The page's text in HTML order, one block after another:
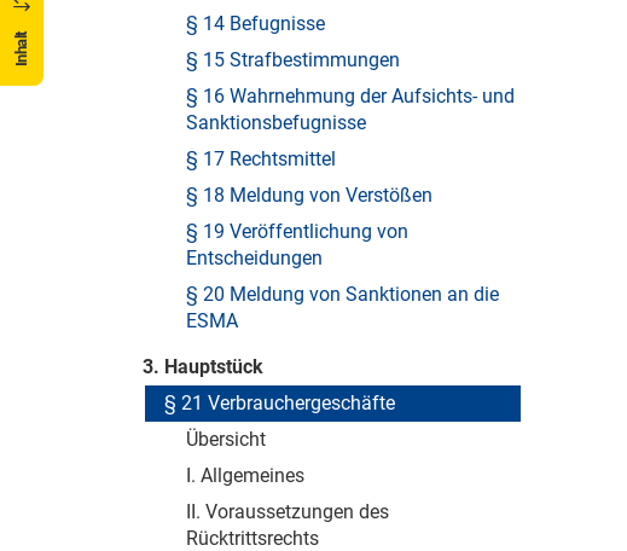
Inhalt
§ 14 Befugnisse
§ 15 Strafbestimmungen
§ 16 Wahrnehmung der Aufsichts- und
Sanktionsbefugnisse
§ 17 Rechtsmittel
§ 18 Meldung von Verstößen
§ 19 Veröffentlichung von
Entscheidungen
§ 20 Meldung von Sanktionen an die
ESMA
3. Hauptstück
§ 21 Verbrauchergeschäfte
Übersicht
I. Allgemeines
II. Voraussetzungen des
Rücktrittsrechts